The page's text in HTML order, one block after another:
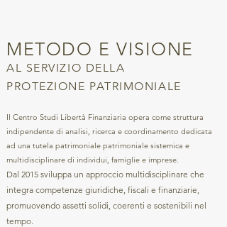
METODO E VISIONE
AL SERVIZIO DELLA
PROTEZIONE PATRIMONIALE
Il Centro Studi Libertà Finanziaria opera come struttura
indipendente di analisi, ricerca e coordinamento dedicata
ad una tutela patrimoniale patrimoniale sistemica e
multidisciplinare di individui, famiglie e imprese.
Dal 2015 sviluppa un approccio multidisciplinare che
integra competenze giuridiche, fiscali e finanziarie,
promuovendo assetti solidi, coerenti e sostenibili nel
tempo.